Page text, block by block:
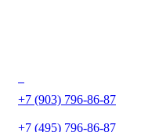
+7 (903) 796-86-87
+7 (495) 796-86-87